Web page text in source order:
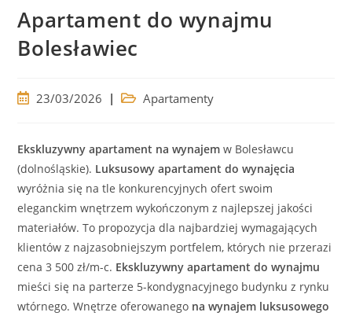
Apartament do wynajmu
Bolesławiec
Post23/03/2026
Post Apartamenty
Ekskluzywny apartament na wynajem w Bolesławcu
(dolnośląskie). Luksusowy apartament do wynajęcia
wyróżnia się na tle konkurencyjnych ofert swoim
eleganckim wnętrzem wykończonym z najlepszej jakości
materiałów. To propozycja dla najbardziej wymagających
klientów z najzasobniejszym portfelem, których nie przerazi
cena 3 500 zł/m-c. Ekskluzywny apartament do wynajmu
mieści się na parterze 5-kondygnacyjnego budynku z rynku
wtórnego. Wnętrze oferowanego na wynajem luksusowego